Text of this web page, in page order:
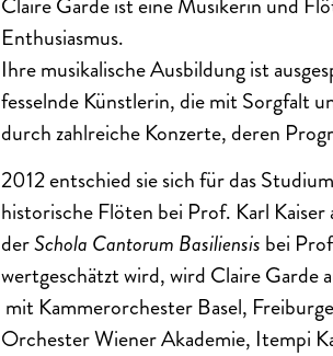
Enthusiasmus.
Ihre musikalische Ausbildung ist
fesselnde Künstlerin, die mit Sorgfalt
durch zahlreiche Konzerte, deren
2012 entschied sie sich für das
historische Flöten bei Prof. Karl Kaiser
derSchola Cantorum Basiliensis bei
wertgeschätzt wird, wird Claire Garde
mit Kammerorchester Basel,
Orchester Wiener Akademie, Itempi